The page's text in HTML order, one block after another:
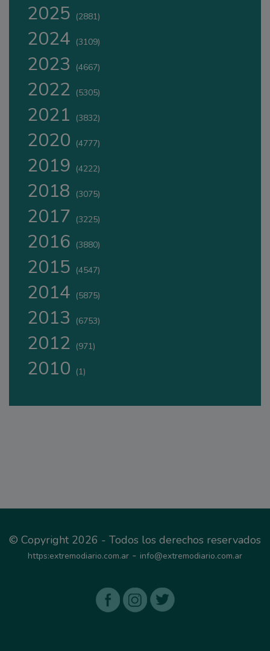
2025 (2881)
2024 (3109)
2023 (4667)
2022 (5305)
2021 (3832)
2020 (4777)
2019 (4222)
2018 (3075)
2017 (3225)
2016 (3880)
2015 (4547)
2014 (5875)
2013 (6753)
2012 (971)
2010 (1)
© Copyright 2026 - Todos los derechos reservados
https:extremodiario.com.ar - info@extremodiario.com.ar